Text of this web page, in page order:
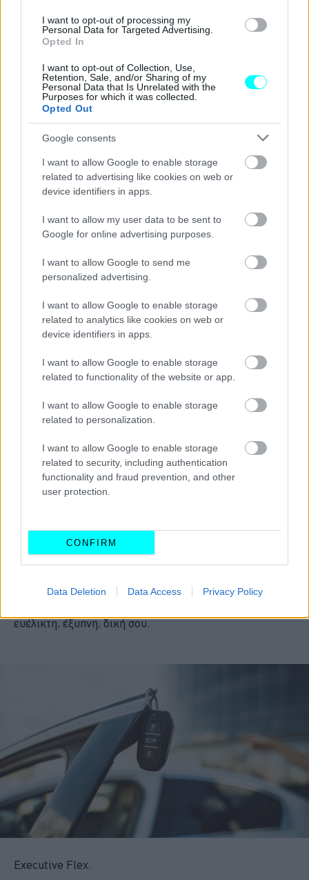
I want to opt-out of processing my
Personal Data for Targeted Advertising.
Opted In
I want to opt-out of Collection, Use,
Retention, Sale, and/or Sharing of my
Personal Data that Is Unrelated with the
Purposes for which it was collected.
Opted Out
Google consents
I want to allow Google to enable storage
related to advertising like cookies on web or
device identifiers in apps.
I want to allow my user data to be sent to
Google for online advertising purposes.
I want to allow Google to send me
personalized advertising.
I want to allow Google to enable storage
related to analytics like cookies on web or
device identifiers in apps.
I want to allow Google to enable storage
related to functionality of the website or app.
I want to allow Google to enable storage
related to personalization.
I want to allow Google to enable storage
related to security, including authentication
functionality and fraud prevention, and other
user protection.
CONFIRM
Data Deletion Data Access Privacy Policy
Η πραγματική πολυτέλεια δεν είναι το
Είτε πρόκειται για ένα compact για την πόλη, ένα SUV για
τις αποδράσεις ή ένα ηλεκτρικό για το μέλλον —η Flex
προσαρμόζεται απόλυτα στη ζωή σου .
Η εμπιστοσύνη του Ομίλου Σφακιανάκη
βρίσκεται η αξιοπιστία του
Ομίλου Σφακιανάκη, ενός εκ των ισχυρότερων ομίλων
Η εμπειρία, η τεχνογνωσία και το δίκτυο υποστήριξης του
Ομίλου εξασφαλίζουν ότι κάθε οδηγός απολαμβάνει
πραγματική σιγουριά — από την πρώτη κιόλας διαδρομή.
Η νέα πολυτέλεια είναι απλή
Στην εποχή της επιλογής και της ταχύτητας,το leasing
από την Executive Flex είναι κάτι περισσότερο από
ευέλικτη, έξυπνη, δική σου.
Executive Flex.